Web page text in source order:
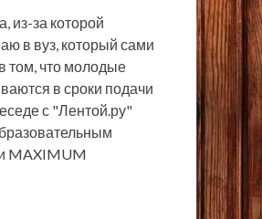
из-за которой
в вуз, который сами
том, что молодые
в сроки подачи
с "Лентой.ру"
MAXIMUM